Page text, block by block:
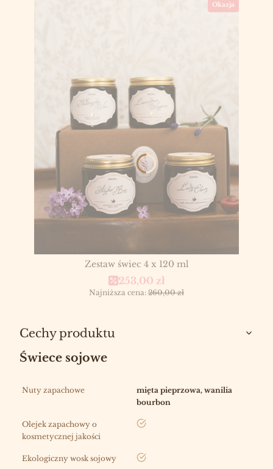
Okazja
Zestaw świec 4 x 120 ml
Cena promocyjna
253,00 zł
Najniższa cena: 260,00 zł
Cechy produktu
Świece sojowe
Nuty zapachowe
mięta pieprzowa, wanilia
bourbon
Olejek zapachowy o
kosmetycznej jakości
tak
Ekologiczny wosk sojowy tak